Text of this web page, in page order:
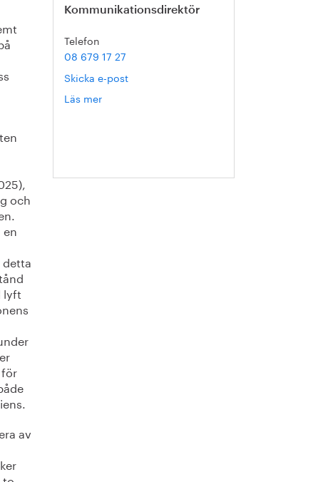
och
lyft
av
Kommunikationsdirektör
Telefon
08 679 17 27
Skicka e-post
Läs mer